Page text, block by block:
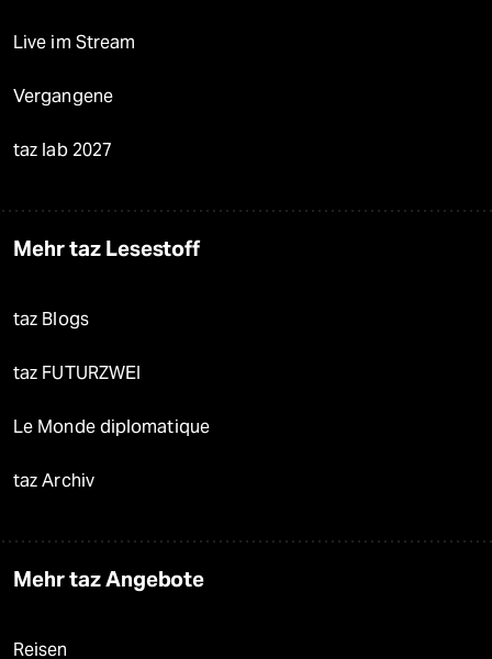
Live im Stream
Vergangene
taz lab 2027
Mehr taz Lesestoff
taz Blogs
taz FUTURZWEI
Le Monde diplomatique
taz Archiv
Mehr taz Angebote
Reisen